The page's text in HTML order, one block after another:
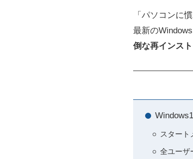
「パソコンに
最新の
倒な再インス
スタート
全ユーザ